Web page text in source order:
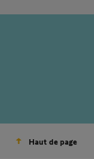
Haut de page